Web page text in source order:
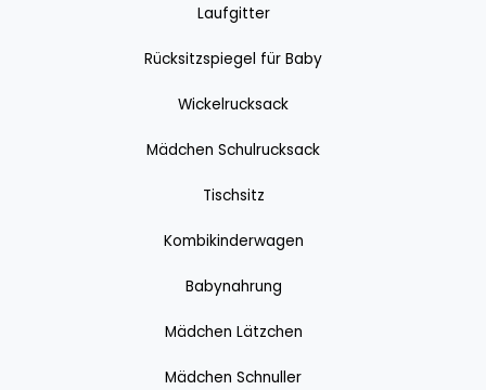
Laufgitter
Rücksitzspiegel für Baby
Wickelrucksack
Mädchen Schulrucksack
Tischsitz
Kombikinderwagen
Babynahrung
Mädchen Lätzchen
Mädchen Schnuller